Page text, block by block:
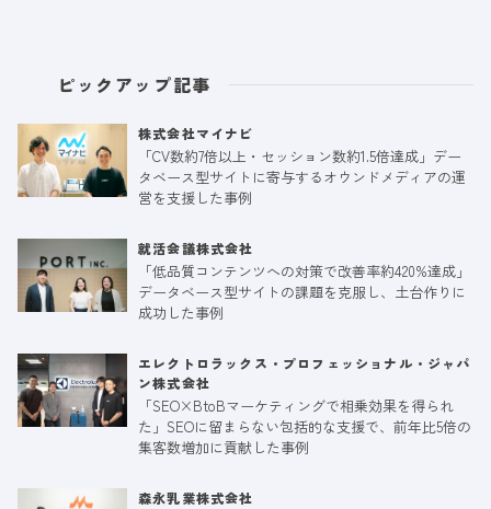
ピックアップ記事
株式会社マイナビ
「CV数約7倍以上・セッション数約1.5倍達成」デー
タベース型サイトに寄与するオウンドメディアの運
営を支援した事例
就活会議株式会社
「低品質コンテンツへの対策で改善率約420%達成」
データベース型サイトの課題を克服し、土台作りに
成功した事例
エレクトロラックス・プロフェッショナル・ジャパ
ン株式会社
「SEO×BtoBマーケティングで相乗効果を得られ
た」SEOに留まらない包括的な支援で、前年比5倍の
集客数増加に貢献した事例
森永乳業株式会社